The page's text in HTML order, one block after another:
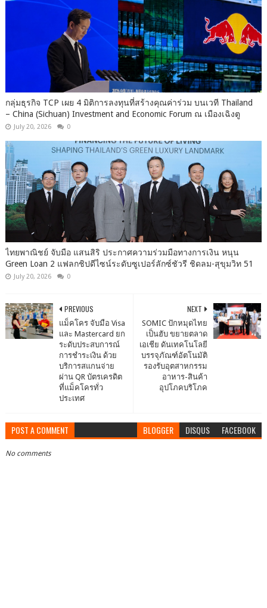
กลุ่มธุรกิจ TCP เผย 4 มิติการลงทุนที่สร้างคุณค่าร่วม บนเวที Thailand
– China (Sichuan) Investment and Economic Forum ณ เมืองเฉิงตู
July 20, 2026 0
ไทยพาณิชย์ จับมือ แสนสิริ ประกาศความร่วมมือทางการเงิน หนุน
Green Loan 2 แฟลกชิปดีไซน์ระดับซูเปอร์ลักซ์ชัวรี ชิดลม-สุขุมวิท 51
July 20, 2026 0
NEXT
SOMIC ปักหมุดไทย
เป็นฮับ ขยายตลาด
เอเชีย ดันเทคโนโลยี
บรรจุภัณฑ์อัตโนมัติ
รองรับอุตสาหกรรม
อาหาร-สินค้า
อุปโภคบริโภค
PREVIOUS
แม็คโคร จับมือ Visa
และ Mastercard ยก
ระดับประสบการณ์
การชำระเงิน ด้วย
บริการสแกนจ่าย
ผ่าน QR บัตรเครดิต
ที่แม็คโครทั่ว
ประเทศ
POST A COMMENT BLOGGER DISQUS FACEBOOK
No comments